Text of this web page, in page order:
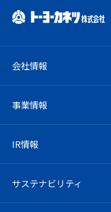
会社情報
事業情報
IR情報
サステナビリティ